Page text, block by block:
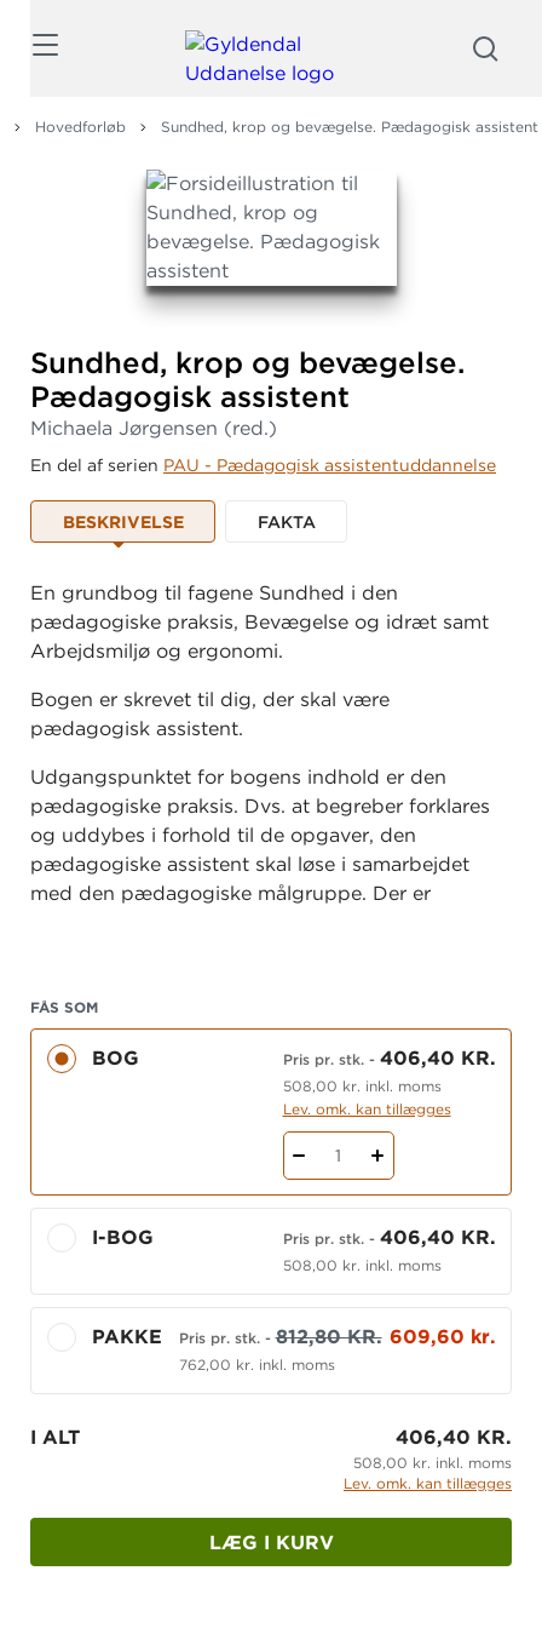
Hovedforløb Sundhed, krop og bevægelse. Pædagogisk
Sundhed, krop og bevægelse.
Pædagogisk assistent
Michaela Jørgensen (red.)
En del af serien PAU - Pædagogisk assistentuddannelse
BESKRIVELSE FAKTA
En grundbog til fagene Sundhed i den
pædagogiske praksis, Bevægelse og idræt samt
Arbejdsmiljø og ergonomi.
Bogen er skrevet til dig, der skal være
pædagogisk assistent.
Udgangspunktet for bogens indhold er den
pædagogiske praksis. Dvs. at begreber forklares
og uddybes i forhold til de opgaver, den
pædagogiske assistent skal løse i samarbejdet
med den pædagogiske målgruppe. Der er
Bogen indeholder både klassiske og nyere teorier
på området.
FÅS SOM
BOG Pris pr. stk.- 406,40 KR.
508,00 kr. inkl. moms
Lev. omk. kan tillægges
1
I-BOG Pris pr. stk.- 406,40 KR.
508,00 kr. inkl. moms
PAKKE Pris pr. stk.-812,80 KR. 609,60 kr.
762,00 kr. inkl. moms
I ALT 406,40 KR.
508,00 kr. inkl. moms
Lev. omk. kan tillægges
LÆG I KURV